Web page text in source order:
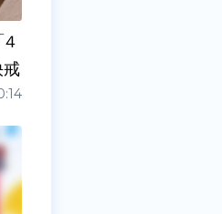
4
慣快戒